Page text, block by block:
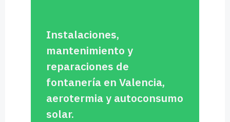
Instalaciones,
mantenimiento y
reparaciones de
fontanería en Valencia,
aerotermia y autoconsumo
solar.